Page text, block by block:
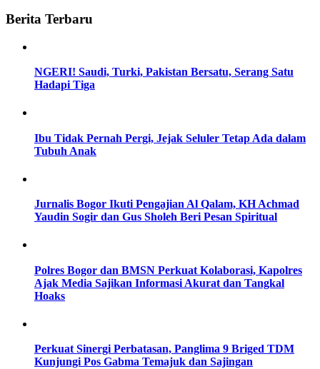
Berita Terbaru
NGERI! Saudi, Turki, Pakistan Bersatu, Serang Satu
Hadapi Tiga
Ibu Tidak Pernah Pergi, Jejak Seluler Tetap Ada dalam
Tubuh Anak
Jurnalis Bogor Ikuti Pengajian Al Qalam, KH Achmad
Yaudin Sogir dan Gus Sholeh Beri Pesan Spiritual
Polres Bogor dan BMSN Perkuat Kolaborasi, Kapolres
Ajak Media Sajikan Informasi Akurat dan Tangkal
Hoaks
Perkuat Sinergi Perbatasan, Panglima 9 Briged TDM
Kunjungi Pos Gabma Temajuk dan Sajingan